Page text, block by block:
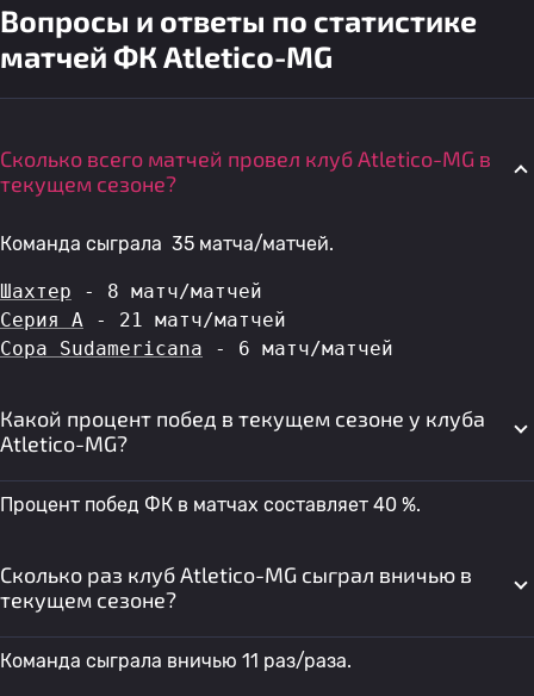
Вопросы и ответы по статистике
матчей ФК Atletico-MG
Сколько всего матчей провел клуб Atletico-MG в
текущем сезоне?
Команда сыграла 35 матча/матчей.
Шахтер - 8 матч/матчей
Серия А - 21 матч/матчей
Copa Sudamericana - 6 матч/матчей
Какой процент побед в текущем сезоне у клуба
Atletico-MG?
Процент побед ФК в матчах составляет 40 %.
Сколько раз клуб Atletico-MG сыграл вничью в
текущем сезоне?
Команда сыграла вничью 11 раз/раза.